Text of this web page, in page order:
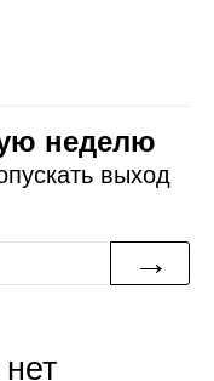
неделю
выход
→